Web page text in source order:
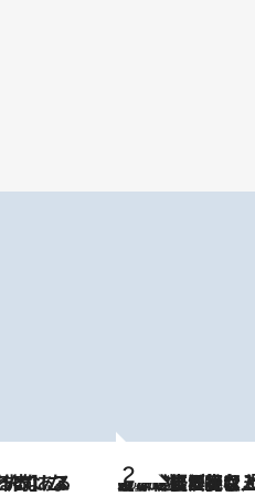
2026.8.5
【なぜ吉沢亮は「気配を消せる」のか？】興行収入208億の『国宝』を経て挑むミュージカル『ディア・エヴァン・ハンセン』。トップ俳優が舞台上でさらけ出した“孤独”とは